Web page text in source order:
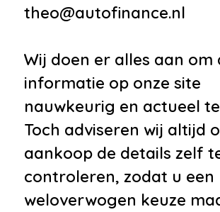
theo@autofinance.nl
Wij doen er alles aan om
informatie op onze site
nauwkeurig en actueel
Toch adviseren wij altijd
aankoop de details zelf
controleren, zodat u een
weloverwogen keuze